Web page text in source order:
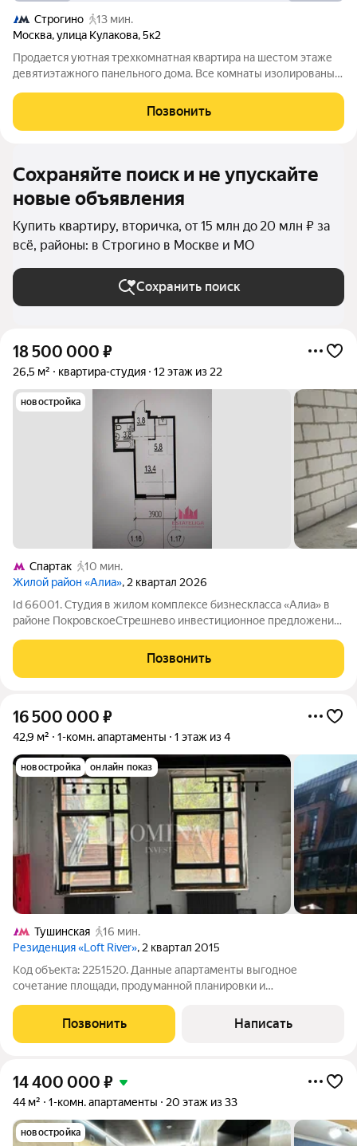
Строгино
13 мин.
Москва,улица Кулакова,5к2
Продается уютная трехкомнатная квартира на шестом этаже
девятиэтажного панельного дома. Все комнаты изолированы,
спортивная площадки. В квартире есть лоджия, отличное
место для отдыха.
Позвонить
Сохраняйте поиск и не упускайте
новые объявления
Купить квартиру, вторичка, от 15 млн до 20 млн ₽ за
всё, районы: в Строгино в Москве и МО
Сохранить поиск
18 500 000 ₽
26,5 м² квартира-студия 12 этаж из 22
новостройка
Спартак
10 мин.
Жилой район «Алиа», 2 квартал 2026
Id 66001. Студия в жилом комплексе бизнескласса «Алиа» в
районе ПокровскоеСтрешнево инвестиционное предложение
планировка помогает рационально задействовать площадь, а
окна, выходящие во внутренний
Позвонить
16 500 000 ₽
42,9 м² 1-комн. апартаменты 1 этаж из 4
новостройка онлайн показ
Тушинская
16 мин.
Резиденция «Loft River», 2 квартал 2015
Код объекта: 2251520. Данные апартаменты выгодное
сочетание площади, продуманной планировки и
монолитном доме 2014 года. Окна во двор обеспечивают
тишину и приватность, первый этаж с отдельным входом с
Позвонить Написать
14 400 000 ₽
44 м² 1-комн. апартаменты 20 этаж из 33
новостройка